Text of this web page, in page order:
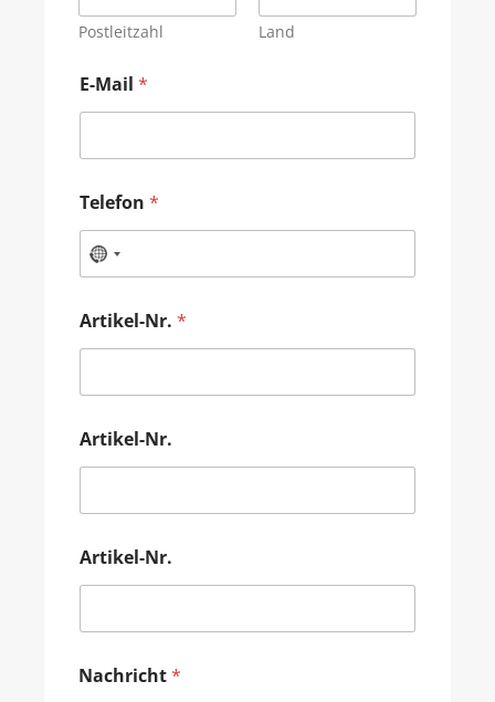
Postleitzahl Land
E-Mail *
Telefon *
Artikel-Nr. *
Artikel-Nr.
Artikel-Nr.
Nachricht*